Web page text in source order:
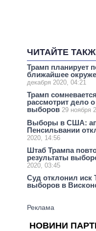
ЧИТАЙТЕ
Трамп планирует
ближайшее
декабря 2020, 04:21
Трамп
рассмотрит дело
выборов 29 ноября
Выборы в США:
Пенсильвании
2020, 14:56
Штаб Трампа
результаты
2020, 03:45
Суд отклонил иск
выборов в